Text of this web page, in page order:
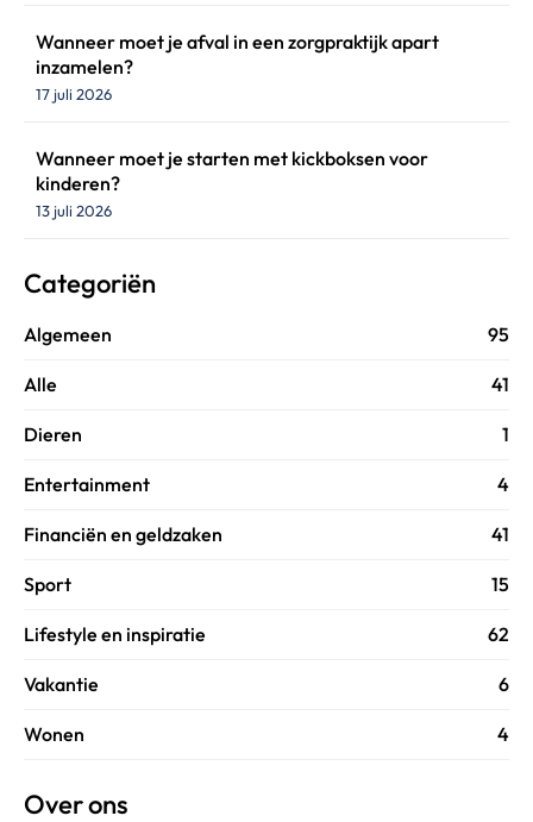
Wanneer moet je afval in een zorgpraktijk apart
inzamelen?
17 juli 2026
Wanneer moet je starten met kickboksen voor
kinderen?
13 juli 2026
Categoriën
Algemeen 95
Alle 41
Dieren 1
Entertainment 4
Financiën en geldzaken 41
Sport 15
Lifestyle en inspiratie 62
Vakantie 6
Wonen 4
Over ons